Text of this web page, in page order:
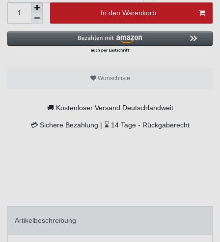
In den Warenkorb
Wunschliste
🚚 Kostenloser Versand Deutschlandweit
💳 Sichere Bezahlung | ⌛ 14 Tage - Rückgaberecht
Artikelbeschreibung